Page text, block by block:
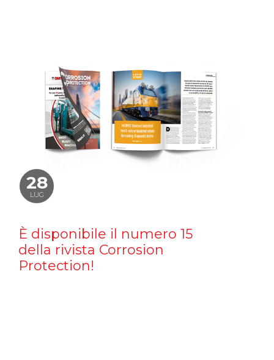
28
LUG
È disponibile il numero 15
della rivista Corrosion
Protection!